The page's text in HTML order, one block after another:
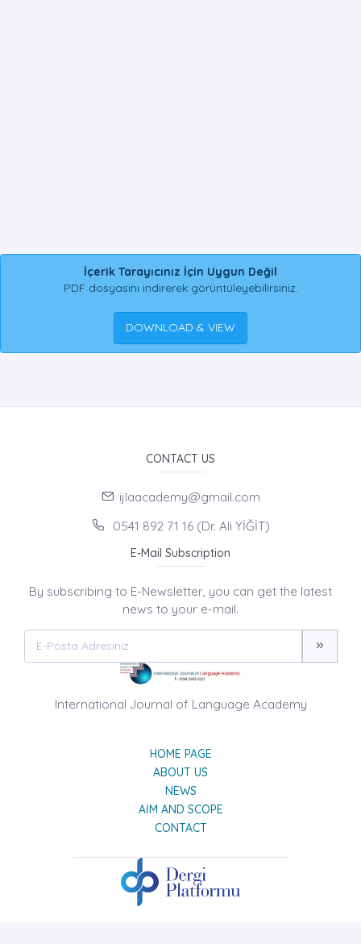
İçerik Tarayıcınız İçin Uygun Değil
PDF dosyasını indirerek görüntüleyebilirsiniz.
DOWNLOAD & VIEW
CONTACT US
ijlaacademy@gmail.com
0541 892 71 16 (Dr. Ali YİĞİT)
E-Mail Subscription
By subscribing to E-Newsletter, you can get the latest
news to your e-mail.
International Journal of Language Academy
HOME PAGE
ABOUT US
NEWS
AIM AND SCOPE
CONTACT